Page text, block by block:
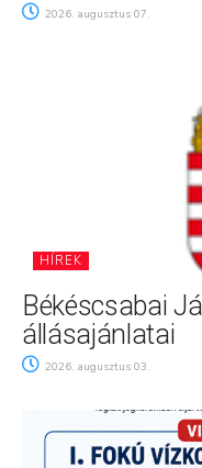
2026. augusztus 07.
HÍREK
Békéscsabai
állásajánlatai
2026. augusztus 03.